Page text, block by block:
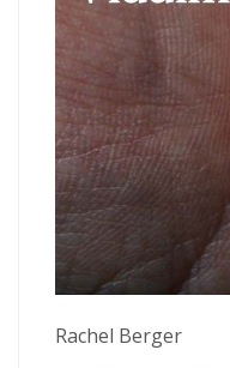
Rachel Berger